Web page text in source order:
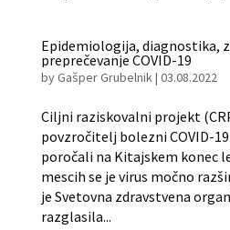
Epidemiologija, diagnostika,
preprečevanje COVID-19
byGašper Grubelnik| 03.08.2022
Ciljni raziskovalni projekt
povzročitelj bolezni COVID-
poročali na Kitajskem konec
mescih se je virus močno
je Svetovna zdravstvena
razglasila...